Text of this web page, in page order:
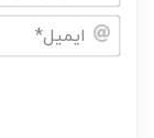
نام
خود